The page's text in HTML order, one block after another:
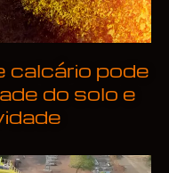
calcário pode
do solo e